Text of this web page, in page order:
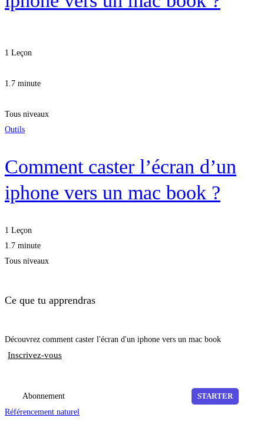
1 Leçon
1.7 minute
Tous niveaux
Outils
Comment caster l’écran d’un
iphone vers un mac book ?
1 Leçon
1.7 minute
Tous niveaux
Ce que tu apprendras
Découvrez comment caster l'écran d'un iphone vers un mac book
Inscrivez-vous
Abonnement
STARTER
Référencement naturel